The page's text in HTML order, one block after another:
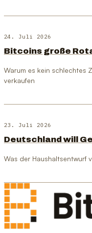
24. Juli 2026
Bitcoins große
Warum es kein schlechtes
verkaufen
23. Juli 2026
Deutschland will
Was der Haushaltsentwurf